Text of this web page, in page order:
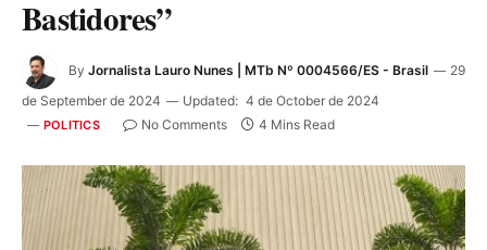
Bastidores”
By Jornalista Lauro Nunes | MTb Nº 0004566/ES - Brasil
29
de September de 2024
Updated: 4 de October de 2024
POLITICS No Comments 4 Mins Read